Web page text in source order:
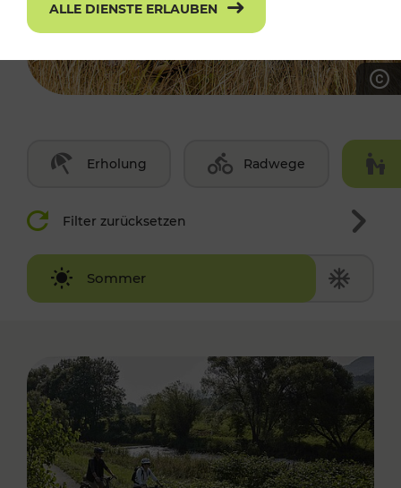
Erholung Radwege
Filter zurücksetzen
Sommer
Winter
ALLE DIENSTE ERLAUBEN